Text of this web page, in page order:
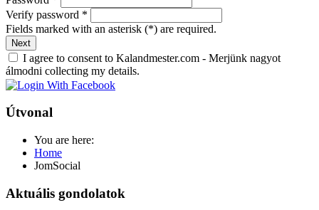
Verify password *
Fields marked with an asterisk (*) are required.
Next
I agree to consent to Kalandmester.com - Merjünk nagyot
álmodni collecting my details.
Útvonal
You are here:
Home
JomSocial
Aktuális gondolatok